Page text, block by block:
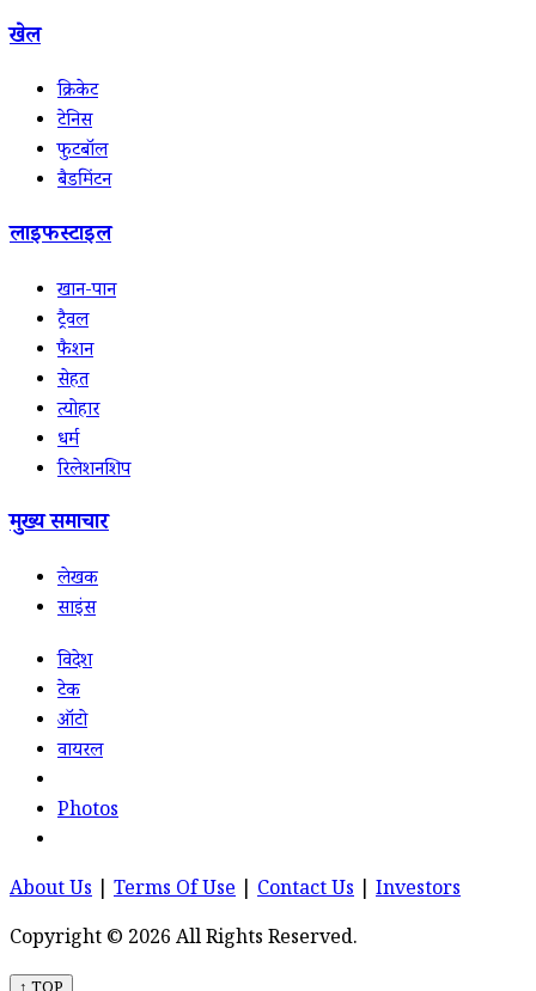
खेल
क्रिकेट
टेनिस
फुटबॉल
बैडमिंटन
लाइफस्टाइल
खान-पान
ट्रैवल
फैशन
सेहत
त्योहार
धर्म
रिलेशनशिप
मुख्य समाचार
लेखक
साइंस
विदेश
टेक
ऑटो
वायरल
Photos
About Us Terms Of Use Contact Us
Investors
Copyright © 2026 All Rights Reserved.